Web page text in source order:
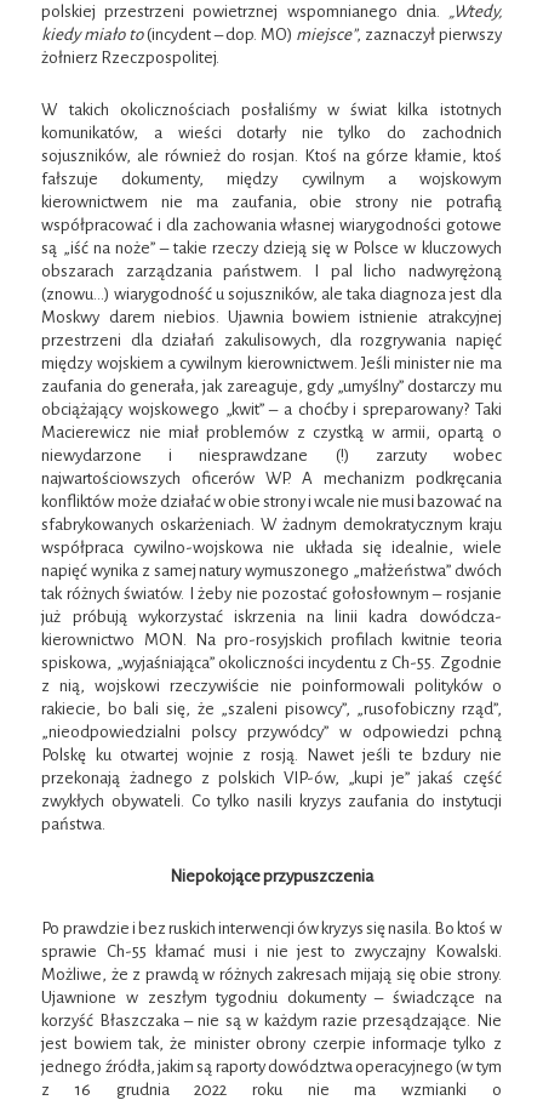
polskiej przestrzeni powietrznej wspomnianego dnia.
„Wtedy,
kiedy miało to(incydent – dop. MO) miejsce”, zaznaczył pierwszy
żołnierz Rzeczpospolitej.
W takich okolicznościach posłaliśmy w świat kilka istotnych
komunikatów, a wieści dotarły nie tylko do zachodnich
sojuszników, ale również do rosjan. Ktoś na górze kłamie, ktoś
fałszuje dokumenty, między cywilnym a wojskowym
kierownictwem nie ma zaufania, obie strony nie potrafią
współpracować i dla zachowania własnej wiarygodności gotowe
są „iść na noże” – takie rzeczy dzieją się w Polsce w kluczowych
obszarach zarządzania państwem. I pal licho nadwyrężoną
(znowu…) wiarygodność u sojuszników, ale taka diagnoza jest dla
Moskwy darem niebios. Ujawnia bowiem istnienie atrakcyjnej
przestrzeni dla działań zakulisowych, dla rozgrywania napięć
między wojskiem a cywilnym kierownictwem. Jeśli minister nie ma
zaufania do generała, jak zareaguje, gdy „umyślny” dostarczy mu
obciążający wojskowego „kwit” – a choćby i spreparowany? Taki
Macierewicz nie miał problemów z czystką w armii, opartą o
niewydarzone i niesprawdzane (!) zarzuty wobec
najwartościowszych oficerów WP. A mechanizm podkręcania
konfliktów może działać w obie strony i wcale nie musi bazować na
sfabrykowanych oskarżeniach. W żadnym demokratycznym kraju
współpraca cywilno-wojskowa nie układa się idealnie, wiele
napięć wynika z samej natury wymuszonego „małżeństwa” dwóch
tak różnych światów. I żeby nie pozostać gołosłownym – rosjanie
już próbują wykorzystać iskrzenia na linii kadra dowódcza-
kierownictwo MON. Na pro-rosyjskich profilach kwitnie teoria
spiskowa, „wyjaśniająca” okoliczności incydentu z Ch-55. Zgodnie
z nią, wojskowi rzeczywiście nie poinformowali polityków o
rakiecie, bo bali się, że „szaleni pisowcy”, „rusofobiczny rząd”,
„nieodpowiedzialni polscy przywódcy” w odpowiedzi pchną
Polskę ku otwartej wojnie z rosją. Nawet jeśli te bzdury nie
przekonają żadnego z polskich VIP-ów, „kupi je” jakaś część
zwykłych obywateli. Co tylko nasili kryzys zaufania do instytucji
państwa.
Niepokojące przypuszczenia
Po prawdzie i bez ruskich interwencji ów kryzys się nasila. Bo ktoś w
sprawie Ch-55 kłamać musi i nie jest to zwyczajny Kowalski.
Możliwe, że z prawdą w różnych zakresach mijają się obie strony.
Ujawnione w zeszłym tygodniu dokumenty – świadczące na
korzyść Błaszczaka – nie są w każdym razie przesądzające. Nie
jest bowiem tak, że minister obrony czerpie informacje tylko z
jednego źródła, jakim są raporty dowództwa operacyjnego (w tym
z 16 grudnia 2022 roku nie ma wzmianki o